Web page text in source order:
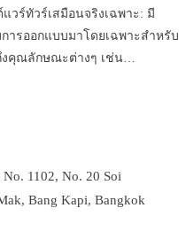
วร์ทัวร์เสมือนจริงเฉพาะ: มี
ารออกแบบมาโดยเฉพาะสำหรับ
งคุณลักษณะต่างๆ เช่น…
1102, No. 20 Soi
Bang Kapi, Bangkok